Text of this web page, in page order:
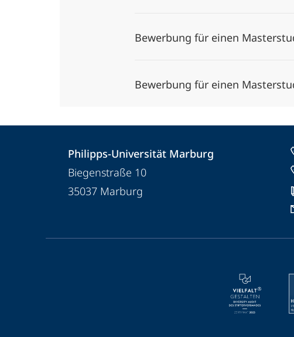
Bewerbung für einen
Bewerbung für einen
Informationen
Kontaktinformationen
Philipps-
Universität
Marburg
Philipps-Universität Marburg
Biegenstraße 10
35037 Marburg